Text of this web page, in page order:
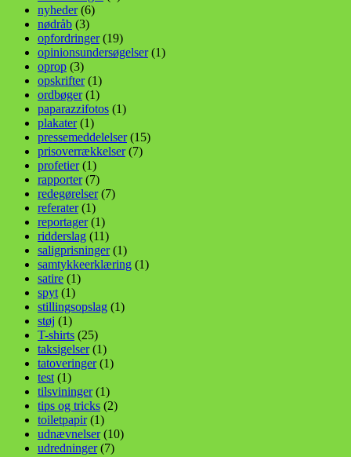
nyheder(6)
nødråb (3)
opfordringer(19)
opinionsundersøgelser(1)
oprop (3)
opskrifter(1)
ordbøger(1)
paparazzifotos (1)
plakater(1)
pressemeddelelser(15)
prisoverrækkelser(7)
profetier(1)
rapporter(7)
redegørelser(7)
referater(1)
reportager(1)
ridderslag (11)
saligprisninger(1)
samtykkeerklæring (1)
satire (1)
spyt (1)
stillingsopslag (1)
støj (1)
T-shirts (25)
taksigelser(1)
tatoveringer(1)
test (1)
tilsvininger(1)
tips og tricks (2)
toiletpapir(1)
udnævnelser(10)
udredninger(7)